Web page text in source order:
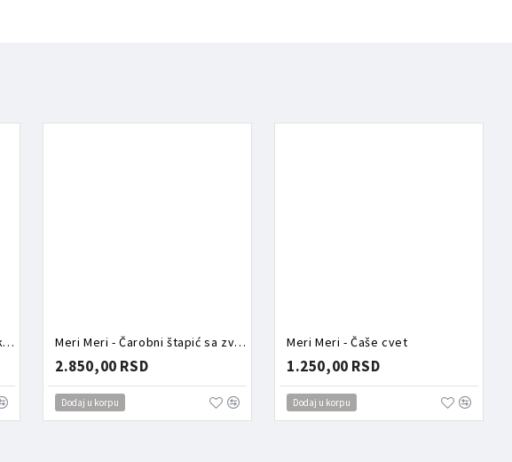
Meri Meri - Blok za crtanje Krcko Oraščić Meri Meri - Čarobni štapić sa zvezdom
2.850,00 RSD
Dodaj u korpu
Meri Meri - Čaše cvet
1.250,00 RSD
Dodaj u korpu